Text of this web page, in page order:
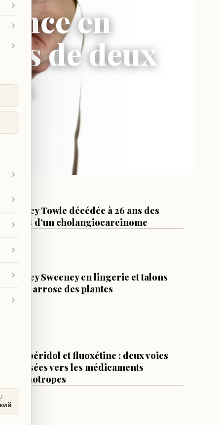
en
de deux
Sydney Towle décédée à 26 ans des
suites d’un cholangiocarcinome
LIFESTYLE
Sydney Sweeney en lingerie et talons
hauts arrose des plantes
CULTURE & SOCIÉTÉ
Halopéridol et fluoxétine : deux voies
opposées vers les médicaments
psychotropes